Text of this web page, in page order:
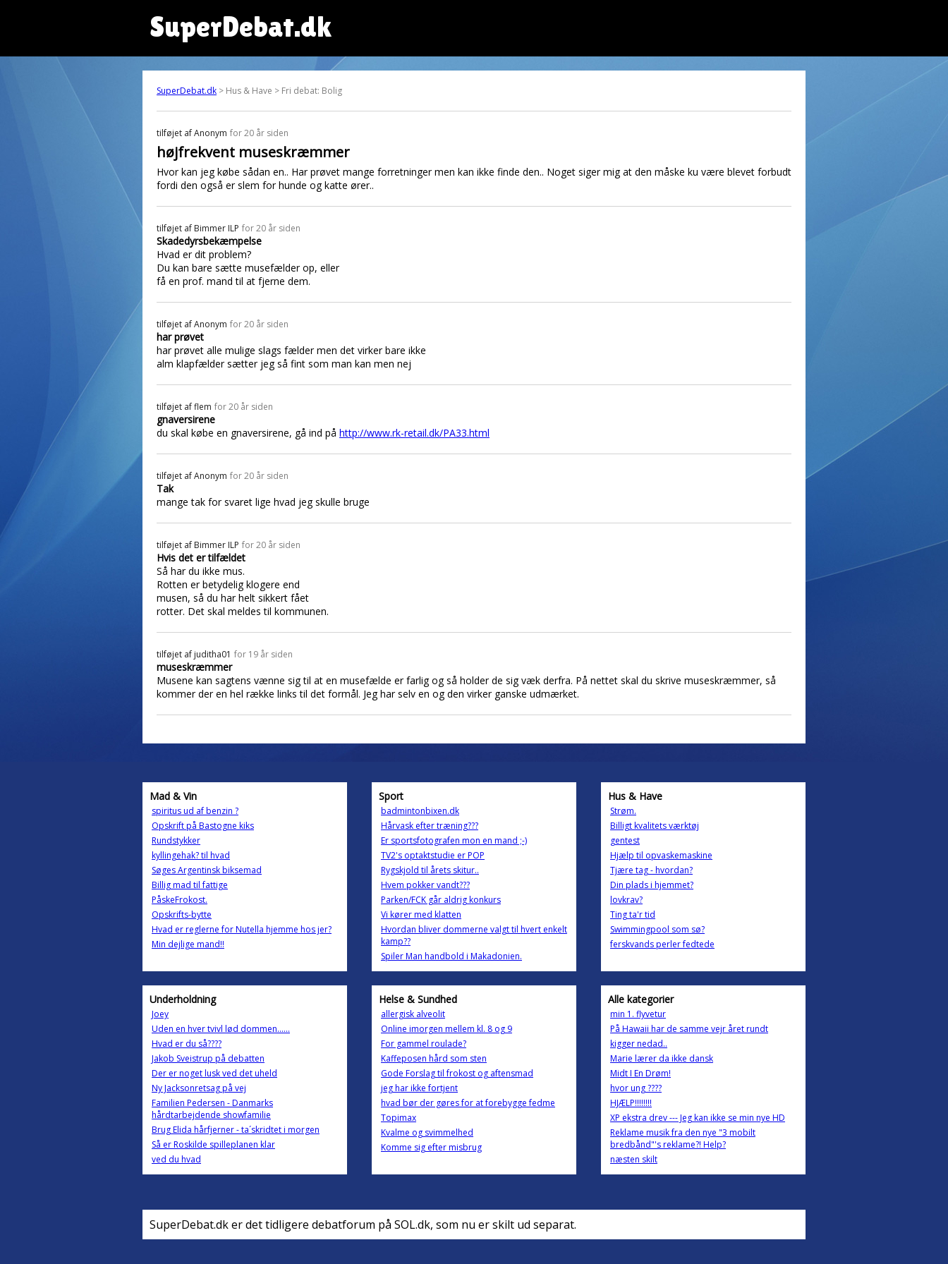
SuperDebat.dk
SuperDebat.dk > Hus & Have > Fri debat: Bolig
tilføjet afAnonym for 20 år siden
højfrekvent museskræmmer
Hvor kan jeg købe sådan en.. Har prøvet mange forretninger men kan ikke finde den.. Noget siger mig at den måske ku være blevet forbudt
fordi den også er slem for hunde og katte ører..
tilføjet af Bimmer ILP for 20 år siden
Skadedyrsbekæmpelse
Hvad er dit problem?
Du kan bare sætte musefælder op, eller
få en prof. mand til at fjerne dem.
tilføjet afAnonym for 20 år siden
har prøvet
har prøvet alle mulige slags fælder men det virker bare ikke
alm klapfælder sætter jeg så fint som man kan men nej
tilføjet afflem for 20 år siden
gnaversirene
du skal købe en gnaversirene, gå ind på http://www.rk-retail.dk/PA33.html
tilføjet afAnonym for 20 år siden
Tak
mange tak for svaret lige hvad jeg skulle bruge
tilføjet af Bimmer ILP for 20 år siden
Hvis det er tilfældet
Så har du ikke mus.
Rotten er betydelig klogere end
musen, så du har helt sikkert fået
rotter. Det skal meldes til kommunen.
tilføjet af juditha01 for 19 år siden
museskræmmer
Musene kan sagtens vænne sig til at en musefælde er farlig og så holder de sig væk derfra. På nettet skal du skrive museskræmmer, så
kommer der en hel række links til det formål. Jeg har selv en og den virker ganske udmærket.
Mad & Vin
spiritus ud af benzin ?
Opskrift på Bastogne kiks
Rundstykker
kyllingehak? til hvad
Søges Argentinsk biksemad
Billig mad til fattige
PåskeFrokost.
Opskrifts-bytte
Hvad er reglerne for Nutella hjemme hos jer?
Min dejlige mand!!
Sport
badmintonbixen.dk
Hårvask efter træning???
Er sportsfotografen mon en mand ;-)
TV2's optaktstudie er POP
Rygskjold til årets skitur..
Hvem pokker vandt???
Parken/FCK går aldrig konkurs
Vi kører med klatten
Hvordan bliver dommerne valgt til hvert enkelt
kamp??
Spiler Man handbold i Makadonien.
Hus & Have
Strøm.
Billigt kvalitets værktøj
gentest
Hjælp til opvaskemaskine
Tjære tag - hvordan?
Din plads i hjemmet?
lovkrav?
Ting ta'r tid
Swimmingpool som sø?
ferskvands perler fedtede
Underholdning
Joey
Uden en hver tvivl lød dommen......
Hvad er du så????
Jakob Sveistrup på debatten
Der er noget lusk ved det uheld
Ny Jacksonretsag på vej
Familien Pedersen - Danmarks
hårdtarbejdende showfamilie
Brug Elida hårfjerner - ta´skridtet i morgen
Så er Roskilde spilleplanen klar
ved du hvad
Helse & Sundhed
allergisk alveolit
Online imorgen mellem kl. 8 og 9
For gammel roulade?
Kaffeposen hård som sten
Gode Forslag til frokost og aftensmad
jeg har ikke fortjent
hvad bør der gøres for at forebygge fedme
Topimax
Kvalme og svimmelhed
Komme sig efter misbrug
Alle kategorier
min 1. flyvetur
På Hawaii har de samme vejr året rundt
kigger nedad..
Marie lærer da ikke dansk
Midt I En Drøm!
hvor ung ????
HJÆLP!!!!!!!!
XP ekstra drev --- Jeg kan ikke se min nye HD
Reklame musik fra den nye "3 mobilt
bredbånd"'s reklame?! Help?
næsten skilt
SuperDebat.dk er det tidligere debatforum på SOL.dk, som nu er skilt ud separat.